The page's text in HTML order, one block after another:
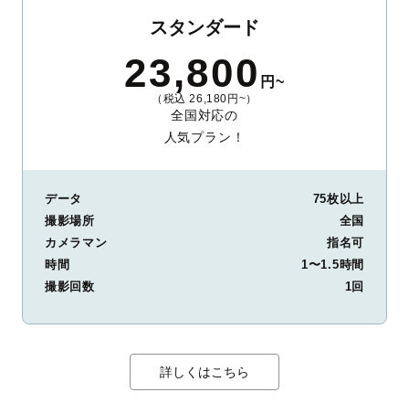
整。自然な雰囲気を残しつつも、おしゃれで洗練された仕上がり
に。きっと「こんな写真を撮ってほしかった！」と思える一枚に
出会えます。まずは、ラブグラフの撮影事例
スタンダード
23,800 円~
（税込 26,180円~）
全国対応の
人気プラン！
データ
75枚以上
撮影場所
全国
カメラマン
指名可
時間
1〜1.5時間
撮影回数
1回
詳しくはこちら